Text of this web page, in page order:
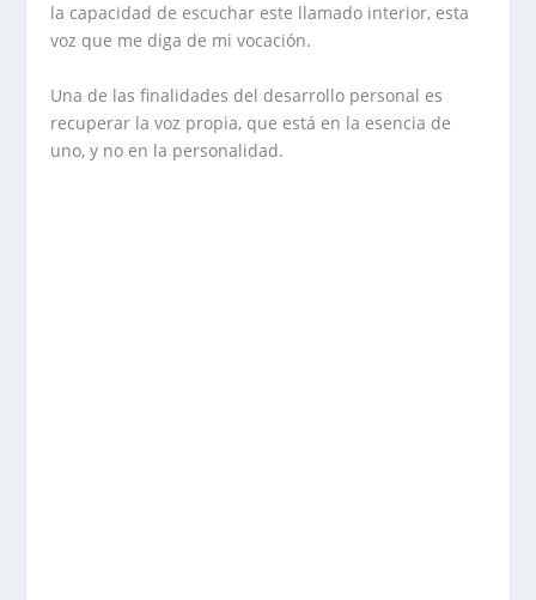
la capacidad de escuchar este llamado interior, esta
voz que me diga de mi vocación.
Una de las finalidades del desarrollo personal es
recuperar la voz propia, que está en la esencia de
uno, y no en la personalidad.